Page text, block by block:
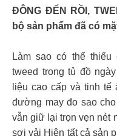
ĐÔNG ĐẾN RỒI,
bộ sản phẩm đã có
Làm sao có thể
tweed trong tủ đồ
liệu cao cấp và tinh tế
đường may đo sao
vẫn giữ lại trọn vẹn nét
sợi vải Hiện tất cả sản